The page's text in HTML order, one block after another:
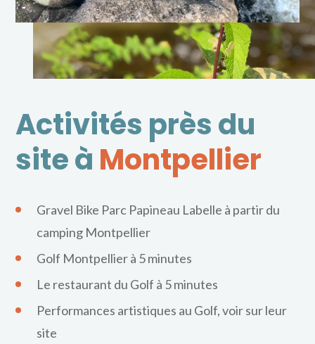
Activités près du
site à Montpellier
Gravel Bike Parc Papineau Labelle à partir du
camping Montpellier
Golf Montpellier à 5 minutes
Le restaurant du Golf à 5 minutes
Performances artistiques au Golf, voir sur leur
site